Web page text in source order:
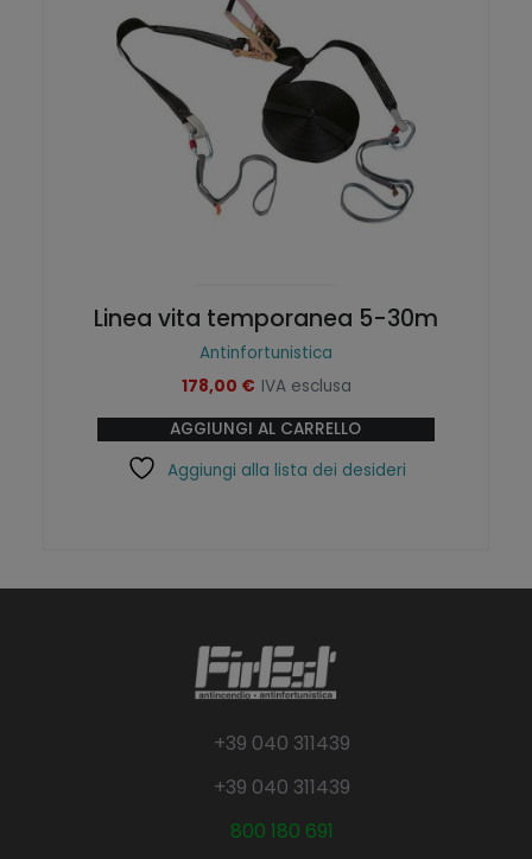
Linea vita temporanea 5-30m
Antinfortunistica
178,00 € IVA esclusa
AGGIUNGI AL CARRELLO
Aggiungi alla lista dei desideri
+39 040 311439
+39 040 311439
800 180 691